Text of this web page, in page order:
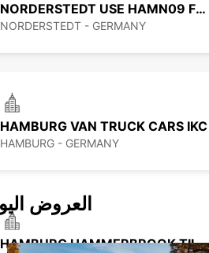
NORDERSTEDT USE HAMN09 FROM 1.1.27
NORDERSTEDT - GERMANY
HAMBURG VAN TRUCK CARS IKC
HAMBURG - GERMANY
HAMBURG HAMMERBROOK TILL 30.09.26
العروض